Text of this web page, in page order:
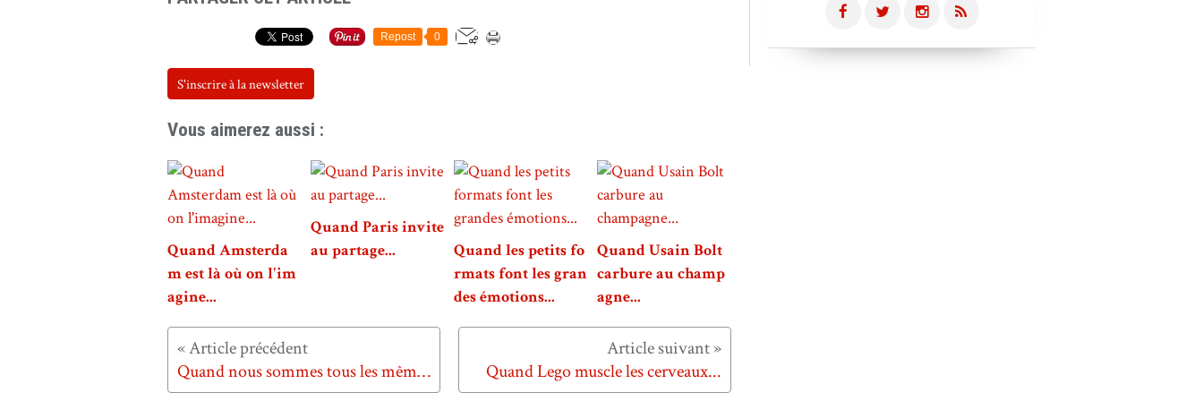
Repost 0
S'inscrire à la newsletter
Vous aimerez aussi :
Quand Amsterda
m est là où on l'im
agine...
Quand Paris invite
au partage...
Quand les petits fo
rmats font les gran
des émotions...
Quand Usain Bolt
carbure au champ
agne...
Quand nous sommes tous les mêmes... mais différents. Quand Lego muscle les cerveaux...